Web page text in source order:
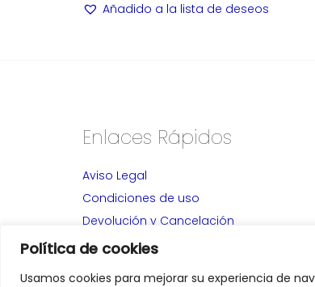
Política de cookies
Usamos cookies para mejorar su experiencia de
Añadido a la lista de deseos
Enlaces Rápidos
Aviso Legal
Condiciones de uso
Devolución y Cancelación
Alta Distribuidores